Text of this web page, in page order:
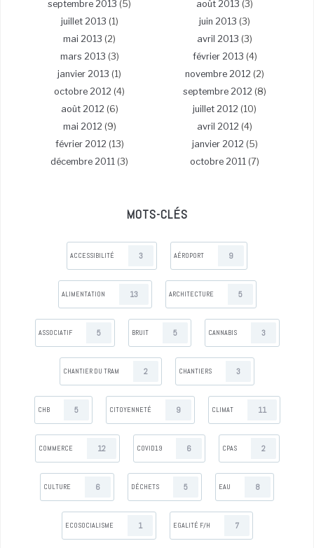
septembre 2013 (5) août 2013 (3)
juillet 2013 (1) juin 2013 (3)
mai 2013 (2) avril 2013 (3)
mars 2013 (3) février 2013 (4)
janvier 2013 (1) novembre 2012 (2)
octobre 2012 (4) septembre 2012 (8)
août 2012 (6) juillet 2012 (10)
mai 2012 (9) avril 2012 (4)
février 2012 (13) janvier 2012 (5)
décembre 2011 (3) octobre 2011 (7)
MOTS-CLÉS
ACCESSIBILITÉ 3 AÉROPORT 9
ALIMENTATION 13 ARCHITECTURE 5
ASSOCIATIF 5 BRUIT 5 CANNABIS 3
CHANTIER DU TRAM 2 CHANTIERS 3
CHB 5 CITOYENNETÉ 9 CLIMAT 11
COMMERCE 12 COVID19 6 CPAS 2
CULTURE 6 DÉCHETS 5 EAU 8
ECOSOCIALISME 1 EGALITÉ F/H 7